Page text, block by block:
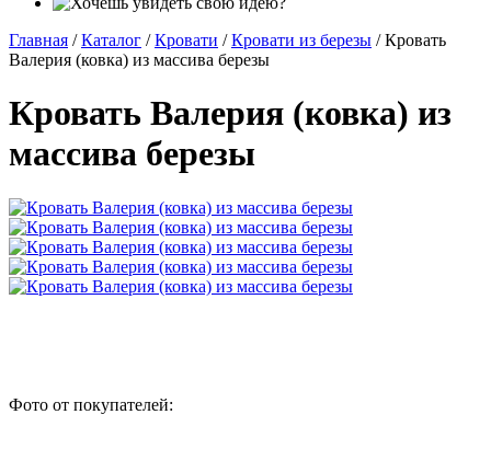
Главная / Каталог / Кровати / Кровати из березы / Кровать
Валерия (ковка) из массива березы
Кровать Валерия (ковка) из
массива березы
Фото от покупателей: